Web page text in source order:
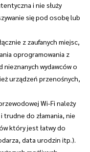
i nie służy
się pod osobę lub
z zaufanych miejsc,
oprogramowania z
nieznanych wydawców o
urządzeń przenośnych,
Wi-Fi należy
trudne do złamania, nie
który jest łatwy do
data urodzin itp.).